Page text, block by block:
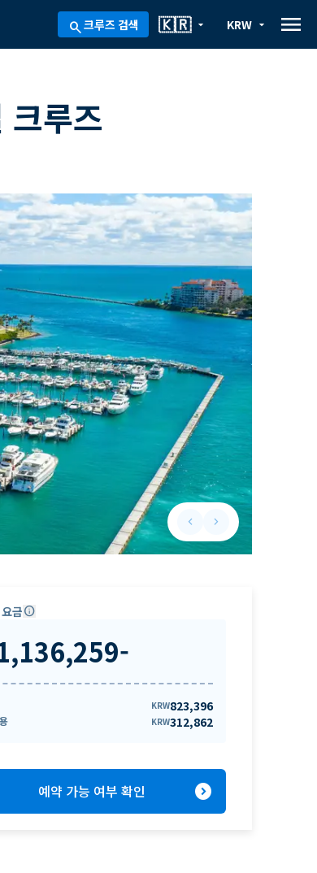
search크루즈 검색 arrow_drop_down
🇰🇷 arrow_drop_down
KRW menu
루즈
keyboard_arrow_leftPrevious slide
keyboard_arrow_rightNext slide
금info
-
KRW823,396
KRW312,862
예약 가능 여부 확인 expand_circle_right